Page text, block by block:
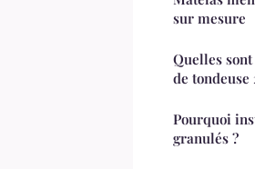
sur mesure
Quelles
de tondeuse
Pourquoi
granulés ?